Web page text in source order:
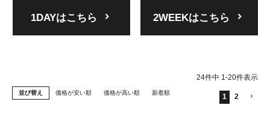
1DAY 2WEEK
並び替え 価格が安い順 価格が高い順 新着順
24件中 1-20件表示
1 2